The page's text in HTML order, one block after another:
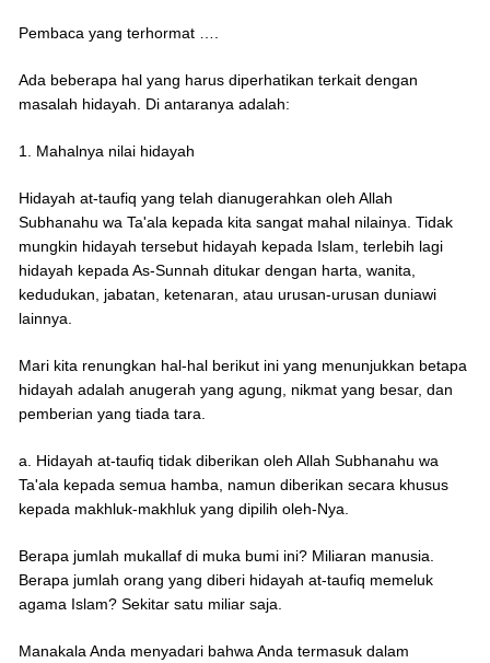
Pembaca yang terhormat ….
Ada beberapa hal yang harus diperhatikan terkait dengan
masalah hidayah. Di antaranya adalah:
1. Mahalnya nilai hidayah
Hidayah at-taufiq yang telah dianugerahkan oleh Allah
Subhanahu wa Ta'ala kepada kita sangat mahal nilainya. Tidak
mungkin hidayah tersebut hidayah kepada Islam, terlebih lagi
hidayah kepada As-Sunnah ditukar dengan harta, wanita,
kedudukan, jabatan, ketenaran, atau urusan-urusan duniawi
lainnya.
Mari kita renungkan hal-hal berikut ini yang menunjukkan betapa
hidayah adalah anugerah yang agung, nikmat yang besar, dan
pemberian yang tiada tara.
a. Hidayah at-taufiq tidak diberikan oleh Allah Subhanahu wa
Ta'ala kepada semua hamba, namun diberikan secara khusus
kepada makhluk-makhluk yang dipilih oleh-Nya.
Berapa jumlah mukallaf di muka bumi ini? Miliaran manusia.
Berapa jumlah orang yang diberi hidayah at-taufiq memeluk
agama Islam? Sekitar satu miliar saja.
Manakala Anda menyadari bahwa Anda termasuk dalam